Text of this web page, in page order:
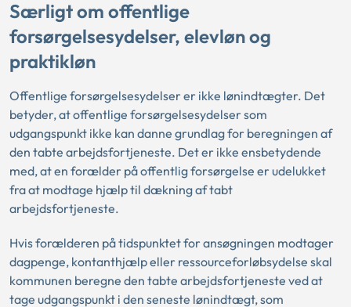
Særligt om offentlige
forsørgelsesydelser, elevløn og
praktikløn
Offentlige forsørgelsesydelser er ikke lønindtægter. Det
betyder, at offentlige forsørgelsesydelser som
udgangspunkt ikke kan danne grundlag for beregningen af
den tabte arbejdsfortjeneste. Det er ikke ensbetydende
med, at en forælder på offentlig forsørgelse er udelukket
fra at modtage hjælp til dækning af tabt
arbejdsfortjeneste.
Hvis forælderen på tidspunktet for ansøgningen modtager
dagpenge, kontanthjælp eller ressourceforløbsydelse skal
kommunen beregne den tabte arbejdsfortjeneste ved at
tage udgangspunkt i den seneste lønindtægt, som